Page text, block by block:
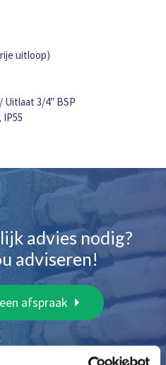
uitloop)
Uitlaat 3/4″ BSP
IP55
advies nodig?
adviseren!
afspraak